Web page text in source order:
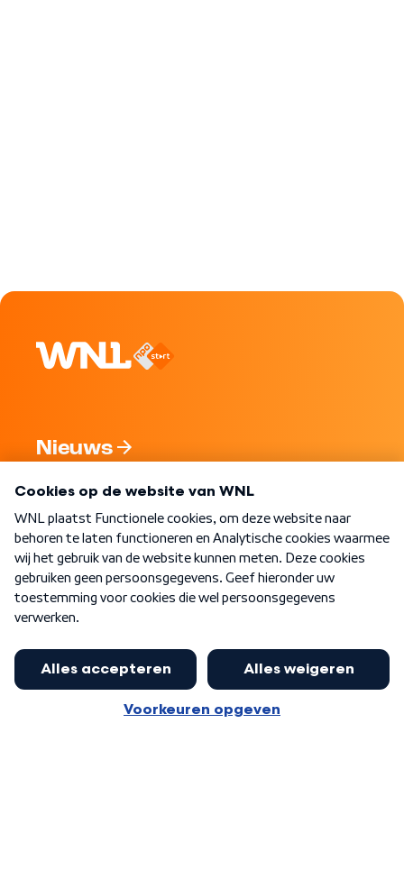
Nieuws
Nieuwsbrief
Word Lid